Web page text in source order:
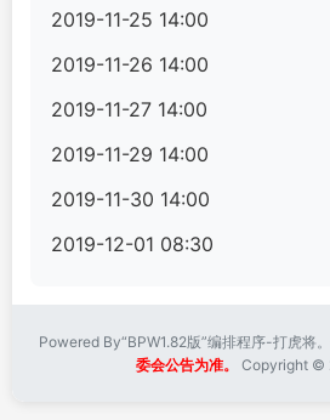
2019-11-25 14:00
2019-11-26 14:00
2019-11-27 14:00
2019-11-29 14:00
2019-11-30 14:00
2019-12-01 08:30
Powered By“BPW1.82版”编排程序-打虎将。
委会公告为准。
Copyright ©